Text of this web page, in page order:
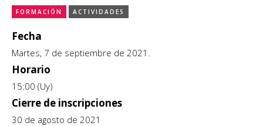
CCE en el interior/libros
Espacio itinerante de lectura infantil
Exposiciones
Formación
Género y Diversidad
Infantil y Juvenil
FORMACIÓN ACTIVIDADES
Fecha
Martes, 7 de septiembre de 2021.
Horario
15:00 (Uy)
Cierre de inscripciones
30 de agosto de 2021